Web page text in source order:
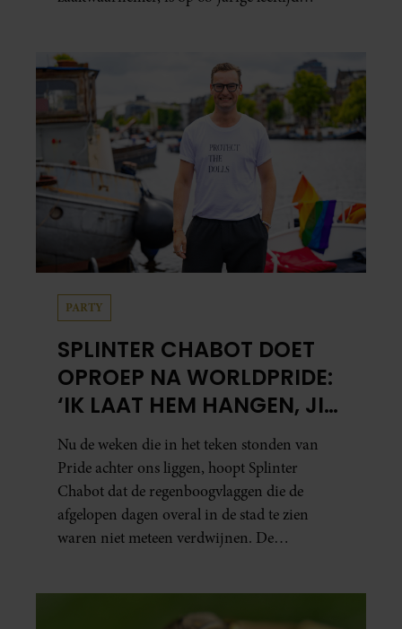
PARTY
SPLINTER CHABOT DOET
OPROEP NA WORLDPRIDE:
‘IK LAAT HEM HANGEN, JIJ
HOPELIJK OOK’
Nu de weken die in het teken stonden van
Pride achter ons liggen, hoopt Splinter
Chabot dat de regenboogvlaggen die de
afgelopen dagen overal in de stad te zien
waren niet meteen verdwijnen. De